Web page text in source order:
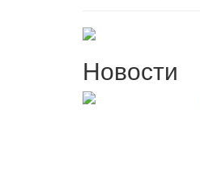
Новости